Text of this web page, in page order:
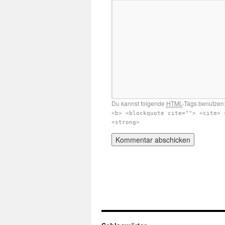
Du kannst folgende HTML -Tags benutzen:
<b> <blockquote cite=""> <cite>
<strong>